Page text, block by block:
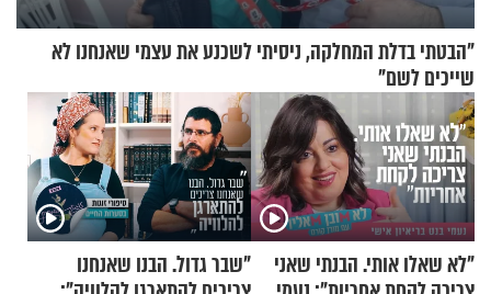
"הבטתי בדלת המחלקה, ניסיתי לשכנע את עצמי שאנחנו לא
שייכים לשם"
"לא שאלו אותי. הבנתי שאני
"שבר גדול. הבנו שאנחנו